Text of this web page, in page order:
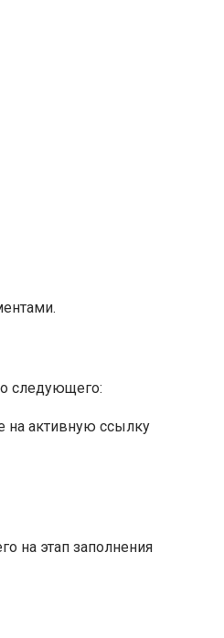
следующего:
на активную ссылку
на этап заполнения